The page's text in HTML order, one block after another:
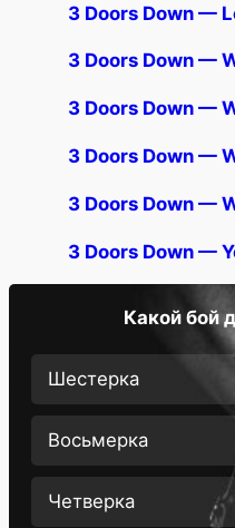
3 Doors Down —
3 Doors Down —
3 Doors Down —
3 Doors Down —
3 Doors Down —
3 Doors Down —
Какой бой
Шестерка
Восьмерка
Четверка